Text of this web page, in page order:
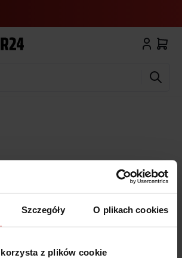
Szczegóły O plikach cookies
z plików cookie